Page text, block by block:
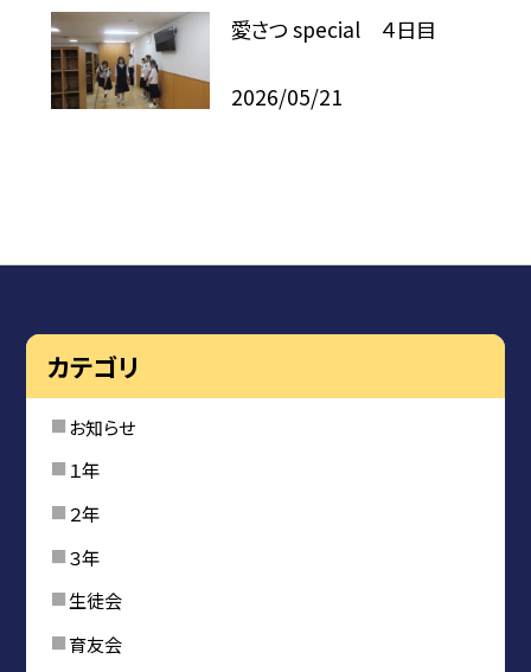
愛さつ special ４日目
2026/05/21
カテゴリ
お知らせ
１年
２年
３年
生徒会
育友会